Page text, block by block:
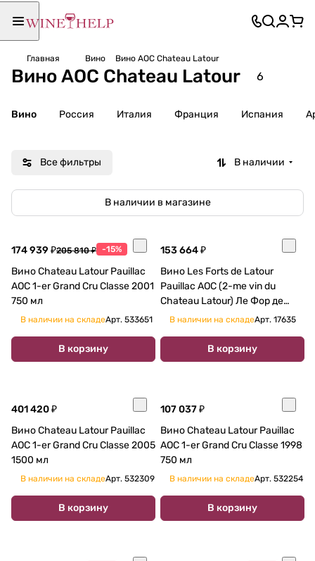
Главная Вино Вино AOC Chateau Latour
Вино AOC Chateau Latour 6
Вино Россия Италия Франция Испания
Все фильтры В наличии
В наличии в магазине
174 939 ₽205 810 ₽ -15%
Вино Chateau Latour Pauillac
AOC 1-er Grand Cru Classe 2001
750 мл
В наличии на складеАрт. 533651
В корзину
153 664 ₽
Вино Les Forts de Latour
Pauillac AOC (2-me vin du
Chateau Latour) Ле Фор де
Латур Пойяк (2-е вино Шато
В наличии на складеАрт. 17635
В корзину
401 420 ₽
Вино Chateau Latour Pauillac
AOC 1-er Grand Cru Classe 2005
1500 мл
В наличии на складеАрт. 532309
В корзину
107 037 ₽
Вино Chateau Latour Pauillac
AOC 1-er Grand Cru Classe 1998
750 мл
В наличии на складеАрт. 532254
В корзину